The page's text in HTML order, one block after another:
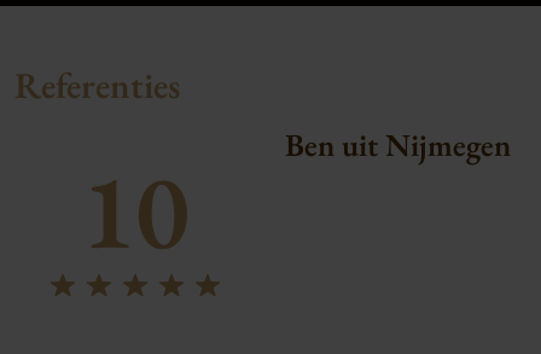
Referenties
10 Ben uit Nijmegen